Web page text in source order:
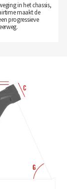
in het chassis,
maakt de
progressieve